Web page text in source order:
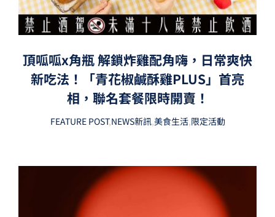
頂呱呱x角瓶 解鎖炸雞配角嗨，日常爽快
新吃法！「青花椒鹹酥雞PLUS」首亮
相，聯名套餐限時開賣！
FEATURE POST,NEWS新訊,美食生活,限定活動